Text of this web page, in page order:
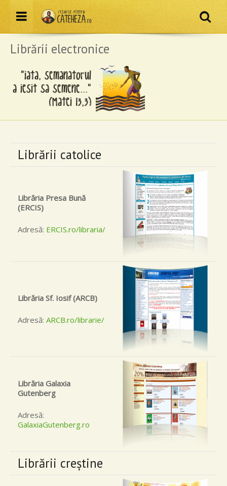
Resurse pentru cateheză
Menu
Librării electronice
Librării catolice
Librăria Presa Bună
(ERCIS)
Adresă: ERCIS.ro/libraria/
Librăria Sf. Iosif (ARCB)
Adresă: ARCB.ro/librarie/
Librăria Galaxia
Gutenberg
Adresă:
GalaxiaGutenberg.ro
Librării creştine